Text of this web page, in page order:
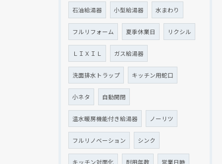
石油給湯器 小型給湯器 水まわり
フルリフォーム 夏季休業日 リクシル
ＬＩＸＩＬ ガス給湯器
洗面排水トラップ キッチン用蛇口
小ネタ 自動開閉
温水暖房機能付き給湯器 ノーリツ
フルリノベーション シンク
キッチン対面化 耐用年数 営業日時